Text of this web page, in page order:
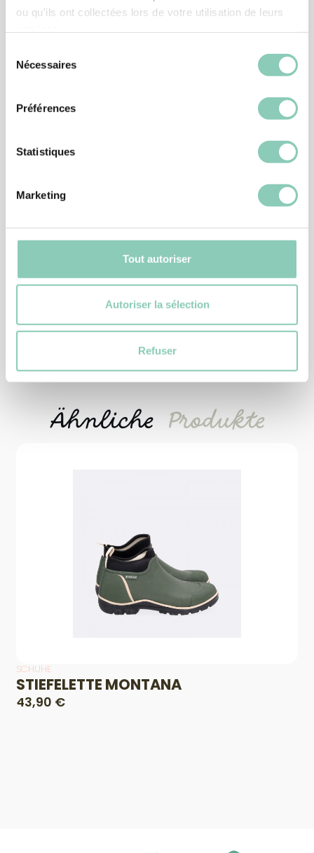
ou qu'ils ont collectées lors de votre utilisation de leurs
Nécessaires
Préférences
Statistiques
Marketing
Tout autoriser
Autoriser la sélection
Refuser
Verknüpfte Produkte
ZUBEHÖR
STIEFELKNECHT AUS KUNSTSTOFF
Ähnliche Produkte
SCHUHE
STIEFELETTE MONTANA
43,90 €